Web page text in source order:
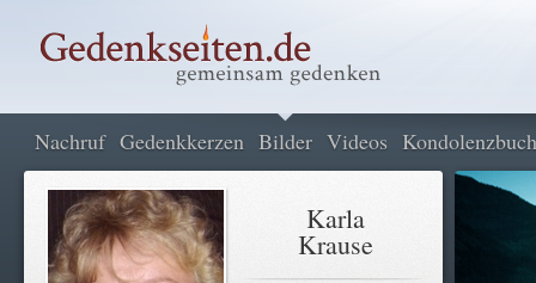
Nachruf Gedenkkerzen Bilder Videos Kondolenzbuch
Karla
Krause